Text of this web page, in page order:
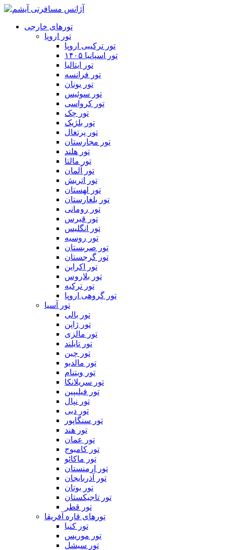
تورهای خارجی
تور اروپا
تور ترکیبی اروپا
تور اسپانیا ۱۴۰۵
تور ایتالیا
تور فرانسه
تور یونان
تور سوئیس
تور کرواسی
تور چک
تور بلژیک
تور پرتغال
تور مجارستان
تور هلند
تور مالتا
تور آلمان
تور اتریش
تور لهستان
تور بلغارستان
تور رومانی
تور قبرس
تور انگلیس
تور روسیه
تور صربستان
تور گرجستان
تور اکراین
تور بلاروس
تور ترکیه
تور گروهی اروپا
تور آسیا
تور بالی
تور ژاپن
تور مالزی
تور تایلند
تور چین
تور مالدیو
تور ویتنام
تور سریلانکا
تور فیلیپین
تور نپال
تور دبی
تور سنگاپور
تور هند
تور عمان
تور کامبوج
تور ماکائو
تور ارمنستان
تور آذربایجان
تور بوتان
تور تاجیکستان
تور قطر
تورهای قاره آفریقا
تور کنیا
تور موریس
تور سیشل